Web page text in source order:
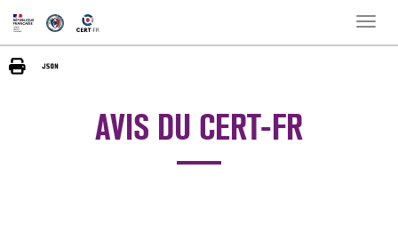
Toggle
AVIS DU CERT-FR